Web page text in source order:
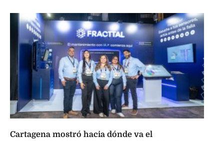
Cartagena mostró hacia dónde va el